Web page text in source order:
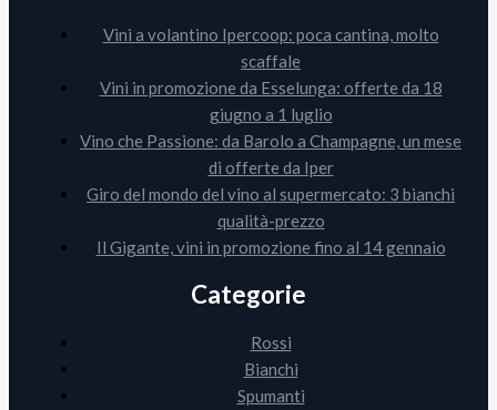
Vini a volantino Ipercoop: poca cantina, molto
scaffale
Vini in promozione da Esselunga: offerte da 18
giugno a 1 luglio
Vino che Passione: da Barolo a Champagne, un mese
di offerte da Iper
Giro del mondo del vino al supermercato: 3 bianchi
qualità-prezzo
Il Gigante, vini in promozione fino al 14 gennaio
Categorie
Rossi
Bianchi
Spumanti